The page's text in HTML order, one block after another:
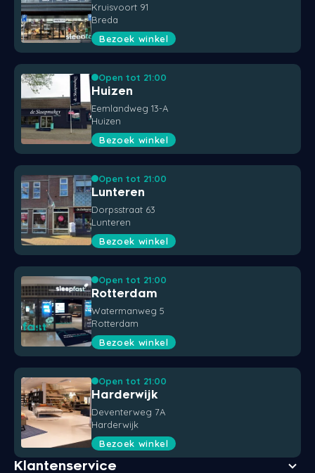
Kruisvoort 91
Breda
Bezoek winkel
Open tot 21:00
Huizen
Eemlandweg 13-A
Huizen
Bezoek winkel
Open tot 21:00
Lunteren
Dorpsstraat 63
Lunteren
Bezoek winkel
Open tot 21:00
Rotterdam
Watermanweg 5
Rotterdam
Bezoek winkel
Open tot 21:00
Harderwijk
Deventerweg 7A
Harderwijk
Bezoek winkel
Klantenservice